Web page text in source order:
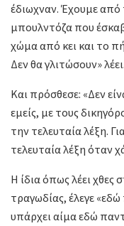
έδιωχναν. Έχουμε
μπουλντόζα που
χώμα από κει και το
Δεν θα γλιτώσουν» λέει.
Και πρόσθεσε: «Δεν
εμείς, με τους
την τελευταία λέξη.
τελευταία λέξη όταν
Η ίδια όπως λέει χθες
τραγωδίας, έλεγε
υπάρχει αίμα εδώ